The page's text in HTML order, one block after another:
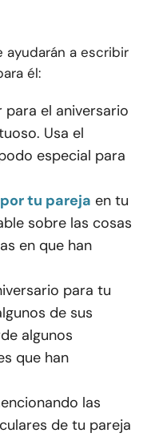
ayudarán a escribir
él:
el aniversario
Usa el
especial para
tu pareja en tu
sobre las cosas
en que han
para tu
de sus
algunos
que han
las
de tu pareja